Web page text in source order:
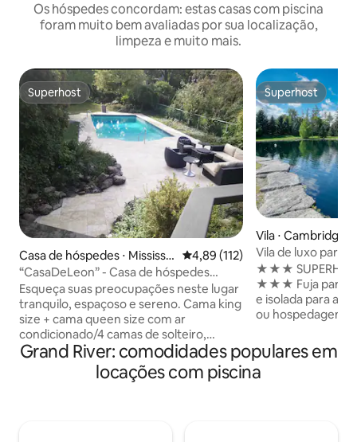
Os hóspedes concordam: estas casas com piscina
foram muito bem avaliadas por sua localização,
limpeza e muito mais.
Superhost
Superhost
Casa de hóspedes ⋅ Mississa
uga
4,89 de uma avaliação média de
4,89 (112)
“CasaDeLeon” - Casa de hóspedes
moderna e aconchegante com vista
para o lago
Esqueça suas preocupações neste lugar
tranquilo, espaçoso e sereno. Cama king
size + cama queen size com ar
condicionado/4 camas de solteiro,
grandes portas de pátio com vista para a
vegetação exuberante em um oásis de
quintal privativo. Aproveite a área
Superhost
Superhost
Vila ⋅ Cambridge
Vila de luxo para
★★★
★★★ Fuja para esta vila deslumbrante
e isolada para
ou hospedagem
terreno de 8,8 acres Lagoa ✔
de 3 metros de
alimentada por
Grand River: comodidades populares em
locações com piscina